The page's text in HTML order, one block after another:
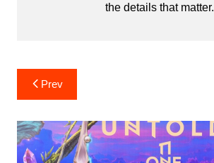
the details that matter.
Post
navigation
Prev